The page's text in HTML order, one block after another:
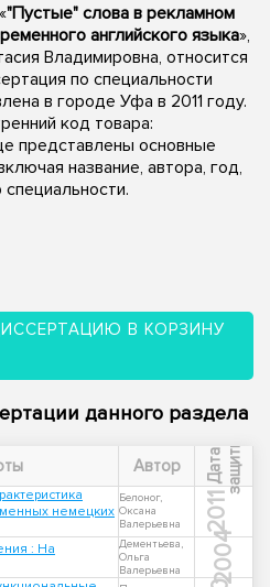
"Пустые" слова в рекламном
английского языка»,
Владимировна, относится
по специальности
в городе Уфа в 2011 году.
код товара:
представлены основные
название, автора, год,
В КОРЗИНУ
данного раздела
Автор Д
а
т
а
з
а
щ
и
т ы
немецких
Белоног,
Оксана
Валерьевна
2011
: На
Дементьева,
Ольга
Валерьевна
2004